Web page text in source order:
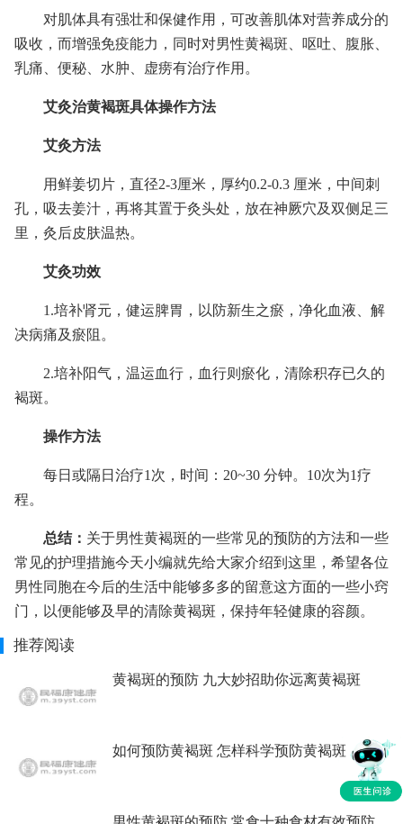
对肌体具有强壮和保健作用，可改善肌体对营养成分的
吸收，而增强免疫能力，同时对男性黄褐斑、呕吐、腹胀、
乳痛、便秘、水肿、虚痨有治疗作用。
艾灸治黄褐斑具体操作方法
艾灸方法
用鲜姜切片，直径2-3厘米，厚约0.2-0.3 厘米，中间刺
孔，吸去姜汁，再将其置于灸头处，放在神厥穴及双侧足三
里，灸后皮肤温热。
艾灸功效
1.培补肾元，健运脾胃，以防新生之瘀，净化血液、解
决病痛及瘀阻。
2.培补阳气，温运血行，血行则瘀化，清除积存已久的
褐斑。
操作方法
每日或隔日治疗1次，时间：20~30 分钟。10次为1疗
程。
总结： 关于男性黄褐斑的一些常见的预防的方法和一些
常见的护理措施今天小编就先给大家介绍到这里，希望各位
男性同胞在今后的生活中能够多多的留意这方面的一些小窍
门，以便能够及早的清除黄褐斑，保持年轻健康的容颜。
推荐阅读
黄褐斑的预防 九大妙招助你远离黄褐斑
如何预防黄褐斑 怎样科学预防黄褐斑